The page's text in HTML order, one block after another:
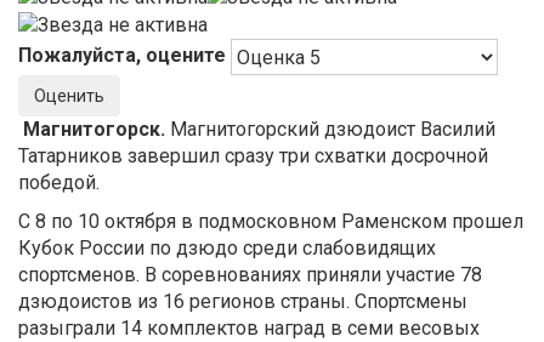
Пожалуйста, оцените
Магнитогорск. Магнитогорский дзюдоист Василий
Татарников завершил сразу три схватки досрочной
победой.
С 8 по 10 октября в подмосковном Раменском прошел
Кубок России по дзюдо среди слабовидящих
спортсменов. В соревнованиях приняли участие 78
дзюдоистов из 16 регионов страны. Спортсмены
разыграли 14 комплектов наград в семи весовых